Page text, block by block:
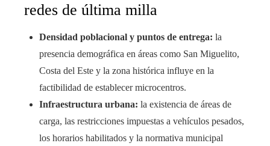
redes de última milla
Densidad poblacional y puntos de entrega: la
presencia demográfica en áreas como San Miguelito,
Costa del Este y la zona histórica influye en la
factibilidad de establecer microcentros.
Infraestructura urbana: la existencia de áreas de
carga, las restricciones impuestas a vehículos pesados,
los horarios habilitados y la normativa municipal